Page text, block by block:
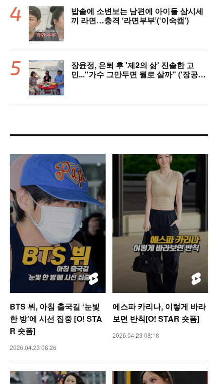
밥솥에 소변보는 남편에 아이들 삼시세
끼 라면…충격 ‘라면부부’(‘이숙캠’)
장윤정, 은퇴 후 '제2의 삶' 진솔한 고
민..."가수 그만두면 뭘로 살까" ('장공장
BTS 뷔, 아침 출국길 ‘눈빛
한 방’에 시선 집중 [O! STA
R 숏폼]
2026.04.23 08:26
에스파 카리나, 이렇게 바라
보면 반칙[O! STAR 숏폼]
2026.04.23 08:18